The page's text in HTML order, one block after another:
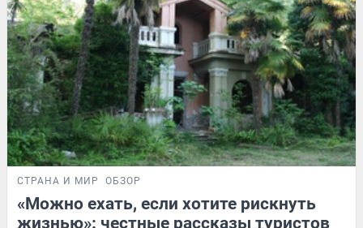
СТРАНА И МИР ОБЗОР
«Можно ехать, если хотите рискнуть
жизнью»: честные рассказы туристов